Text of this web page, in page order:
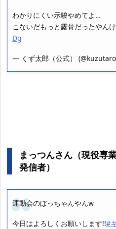
わかりにくい示唆やめてよ…
こないだもっと露骨だったやん
Dg
— くず太郎（公式）
まっつんさん（現役専
発信者）
運動会のぼっちゃんやんw
今日はよろしくお願いします!!#